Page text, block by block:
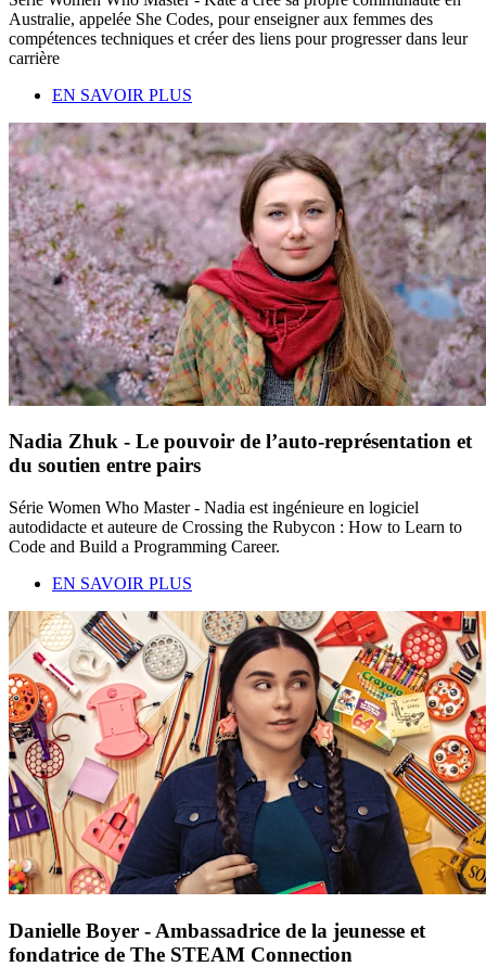
Australie, appelée She Codes, pour enseigner aux femmes des
compétences techniques et créer des liens pour progresser dans leur
carrière
EN SAVOIR PLUS
Nadia Zhuk - Le pouvoir de l’auto-représentation et
du soutien entre pairs
Série Women Who Master - Nadia est ingénieure en logiciel
autodidacte et auteure de Crossing the Rubycon : How to Learn to
Code and Build a Programming Career.
EN SAVOIR PLUS
Danielle Boyer - Ambassadrice de la jeunesse et
fondatrice de The STEAM Connection